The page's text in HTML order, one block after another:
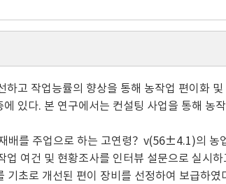
하고 작업능률의 향상을 통해 농작업 편이화
있다. 본 연구에서는 컨설팅 사업을 통해 농
배를 주업으로 하는 고연령？v(56±4.1)의 농
업 여건 및 현황조사를 인터뷰 설문으로 실시
초로 개선된 편이 장비를 선정하여 보급하